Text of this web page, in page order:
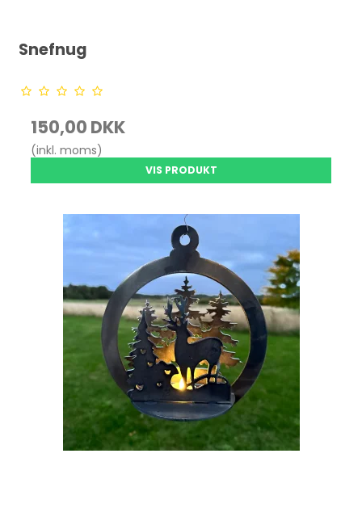
Snefnug
150,00 DKK
(inkl. moms)
VIS PRODUKT